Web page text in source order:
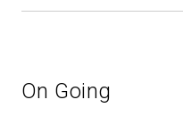
On Going